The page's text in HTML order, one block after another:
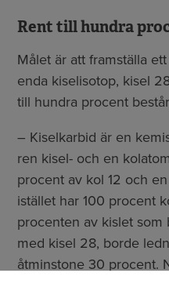
Rent till hundra
Målet är att framställa
enda kiselisotop, kisel
till hundra procent
– Kiselkarbid är en
ren kisel- och en
procent av kol 12 och
istället har 100 procent
procenten av kislet
med kisel 28, borde
åtminstone 30 procent.